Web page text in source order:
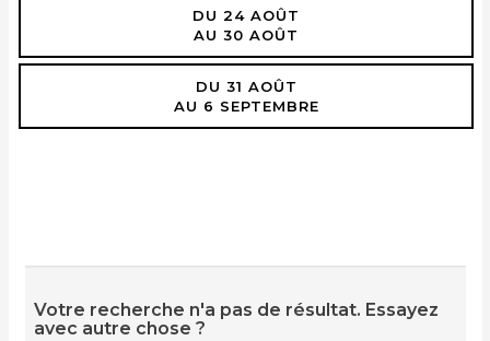
DU 24 AOÛT
AU 30 AOÛT
DU 31 AOÛT
AU 6 SEPTEMBRE
Votre recherche n'a pas de résultat. Essayez
avec autre chose ?